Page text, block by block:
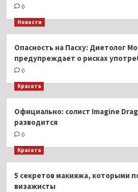
0
Новости
Опасность на Пасху: Диетолог
предупреждает о рисках
0
Красота
Официально: солист Imagine
разводится
0
Красота
5 секретов макияжа, которыми
визажисты